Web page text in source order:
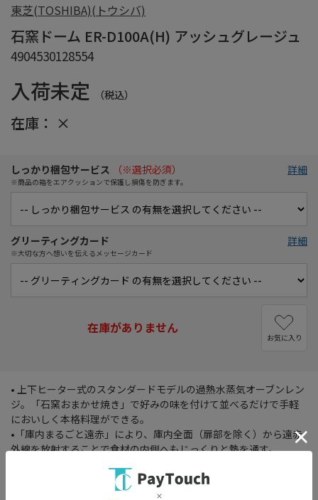
東芝(TOSHIBA)(トウシバ)
石窯ドーム ER-D100A(H) アッシュグレージュ
4904530128554
入荷未定 （税込）
在庫： ×
しっかり梱包サービス （※選択必須）
※商品の箱をエアクッションで保護し損傷を防ぎます。
詳細
グリーティングカード
※大切な方へ想いを伝えるメッセージカード
詳細
在庫がありません
お気に入り
• 上下ヒーター式のスタンダードモデルの過熱水蒸気オーブンレン
ジ。「石窯おまかせ焼き」で好みの味を付けて並べるだけで手軽
においしく本格料理ができる。
•「庫内まるごと遠赤」により、庫内全面（扉部を除く）から遠赤
外線を放射することで食材の内側へもじっくりと熱を通す。
つ目赤外線センサー」が庫内の温度をワイドに検知。